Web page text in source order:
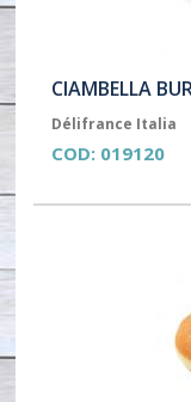
CIAMBELLA
Délifrance Italia
COD: 019120